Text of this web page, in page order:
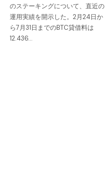
のステーキングについて、直近の
運用実績を開示した。2月24日か
ら7月31日までのBTC貸借料は
12.436…